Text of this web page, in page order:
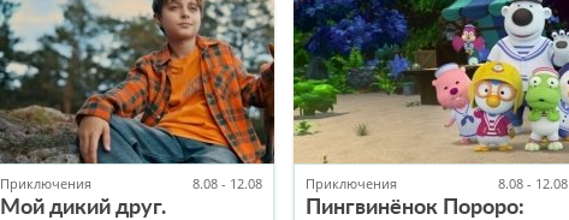
Приключения 8.08 - 12.08
Мой дикий друг.
Приключения 8.08 - 12.08
Пингвинёнок Пороро: